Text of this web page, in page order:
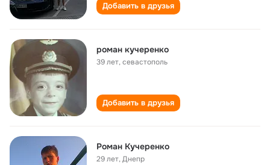
Добавить в друзья
роман кучеренко
39 лет,севастополь
Добавить в друзья
Роман Кучеренко
29 лет,Днепр